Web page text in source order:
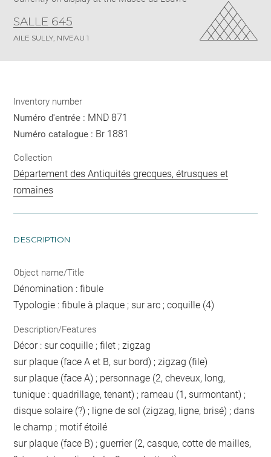
SALLE 645
AILE SULLY, NIVEAU 1
Inventory number
Numéro d'entrée : MND 871
Numéro catalogue : Br 1881
Collection
Département des Antiquités grecques, étrusques et
romaines
DESCRIPTION
Object name/Title
Dénomination : fibule
Typologie : fibule à plaque ; sur arc ; coquille (4)
Description/Features
Décor : sur coquille ; filet ; zigzag
sur plaque (face A et B, sur bord) ; zigzag (file)
sur plaque (face A) ; personnage (2, cheveux, long,
tunique : quadrillage, tenant) ; rameau (1, surmontant) ;
disque solaire (?) ; ligne de sol (zigzag, ligne, brisé) ; dans
le champ ; motif étoilé
sur plaque (face B) ; guerrier (2, casque, cotte de mailles,